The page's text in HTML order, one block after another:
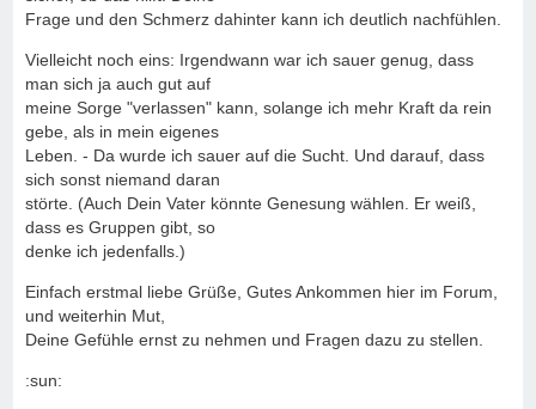
Frage und den Schmerz dahinter kann ich deutlich nachfühlen.
Vielleicht noch eins: Irgendwann war ich sauer genug, dass
man sich ja auch gut auf
meine Sorge "verlassen" kann, solange ich mehr Kraft da rein
gebe, als in mein eigenes
Leben. - Da wurde ich sauer auf die Sucht. Und darauf, dass
sich sonst niemand daran
störte. (Auch Dein Vater könnte Genesung wählen. Er weiß,
dass es Gruppen gibt, so
denke ich jedenfalls.)
Einfach erstmal liebe Grüße, Gutes Ankommen hier im Forum,
und weiterhin Mut,
Deine Gefühle ernst zu nehmen und Fragen dazu zu stellen.
:sun: